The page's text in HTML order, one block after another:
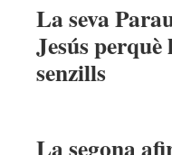
La seva
Jesús
senzills